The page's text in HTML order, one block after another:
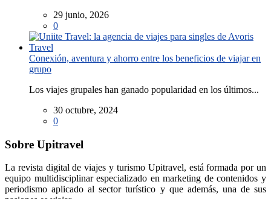
29 junio, 2026
0
Conexión, aventura y ahorro entre los beneficios de viajar en
grupo
Los viajes grupales han ganado popularidad en los últimos...
30 octubre, 2024
0
Sobre Upitravel
La revista digital de viajes y turismo Upitravel, está formada por un
equipo multidisciplinar especializado en marketing de contenidos y
periodismo aplicado al sector turístico y que además, una de sus